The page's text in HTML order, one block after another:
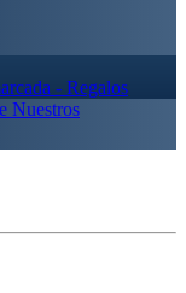
- Regalos
Nuestros